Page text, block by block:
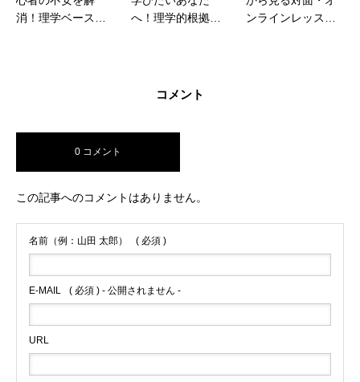
へ！理学的根拠に
ンラインレッスン
レッスン！個別指
コメント
0 コメント
この記事へのコメントはありません。
名前（例：山田 太郎） ( 必須 )
E-MAIL ( 必須 ) - 公開されません -
URL